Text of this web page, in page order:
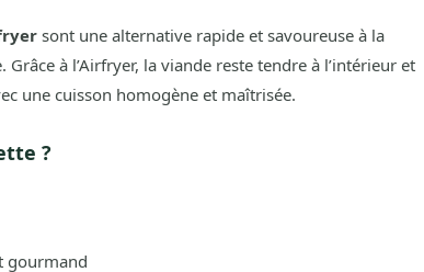
sont une alternative rapide et savoureuse à la
à l’Airfryer, la viande reste tendre à l’intérieur et
une cuisson homogène et maîtrisée.
?
gourmand